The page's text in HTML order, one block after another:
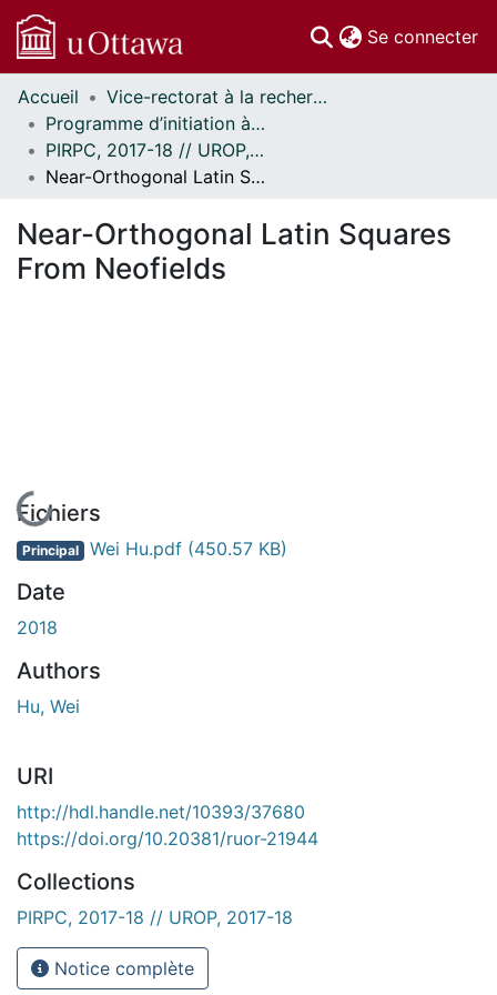
Se connecter
Communautés
et collections
Parcourir
Statistiques
À propos
Accueil
Vice-rectorat à la recherche // Office of the V-P, Research
Programme d’initiation à la recherche au premier cycle (PIRPC) // Undergraduate Research Opportunity Program (UROP)
PIRPC, 2017-18 // UROP, 2017-18
Near-Orthogonal Latin Squares From Neofields
Near-Orthogonal Latin Squares
From Neofields
En cours de chargement...
Fichiers
Principal Wei Hu.pdf (450.57 KB)
Date
2018
Authors
Hu, Wei
URI
http://hdl.handle.net/10393/37680
https://doi.org/10.20381/ruor-21944
Collections
PIRPC, 2017-18 // UROP, 2017-18
Notice complète